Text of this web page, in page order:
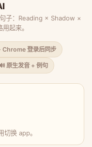
子：Reading × Shadow ×
起来。
Chrome 登录后同步
原生发音 + 例句
切换 app。